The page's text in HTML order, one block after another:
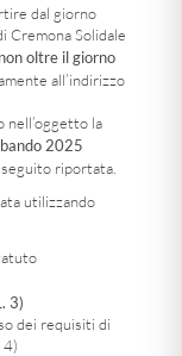
dal giorno
Cremona Solidale
oltre il giorno
all’indirizzo
nell’oggetto la
2025
seguito riportata.
utilizzando
3)
dei requisiti di
4)